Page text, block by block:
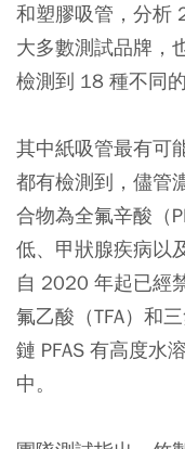
和塑膠吸管，分析
大多數測試品牌，
檢測到 18 種不同的
其中紙吸管最有可
都有檢測到 ，儘管
合物為全氟辛酸（
低、甲狀腺疾病以
自 2020 年起已經
氟乙酸（TFA）和
鏈 PFAS 有高度水
中。